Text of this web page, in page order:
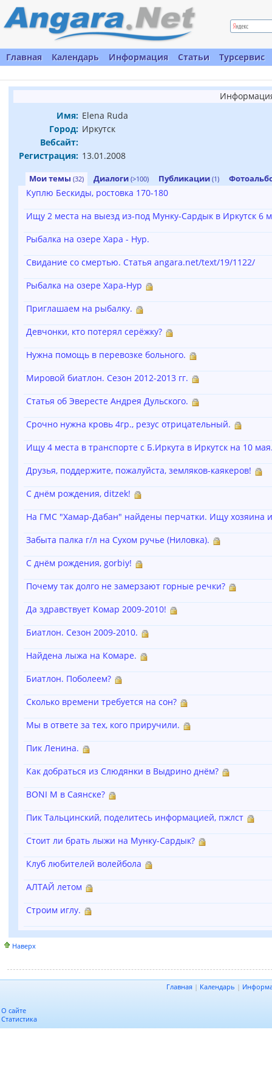
Главная Календарь Информация Статьи Турсервис
Имя: Elena Ruda
Город: Иркутск
Вебсайт:
Регистрация: 13.01.2008
Мои темы (32) Диалоги (>100) Публикации (1)
Куплю Бескиды, ростовка 170-180
Ищу 2 места на выезд из-под Мунку-Сардык в Иркутск 6
Рыбалка на озере Хара - Нур.
Свидание со смертью. Статья angara.net/text/19/1122/
Рыбалка на озере Хара-Нур
Приглашаем на рыбалку.
Девчонки, кто потерял серёжку?
Нужна помощь в перевозке больного.
Мировой биатлон. Сезон 2012-2013 гг.
Статья об Эвересте Андрея Дульского.
Срочно нужна кровь 4гр., резус отрицательный.
Ищу 4 места в транспорте с Б.Иркута в Иркутск на 10
Друзья, поддержите, пожалуйста, земляков-каякеров!
С днём рождения, ditzek!
На ГМС "Хамар-Дабан" найдены перчатки. Ищу хозяина
Забыта палка г/л на Сухом ручье (Ниловка).
С днём рождения, gorbiy!
Почему так долго не замерзают горные речки?
Да здравствует Комар 2009-2010!
Биатлон. Сезон 2009-2010.
Найдена лыжа на Комаре.
Биатлон. Поболеем?
Сколько времени требуется на сон?
Мы в ответе за тех, кого приручили.
Пик Ленина.
Как добраться из Слюдянки в Выдрино днём?
BONI M в Саянске?
Пик Тальцинский, поделитесь информацией, пжлст
Стоит ли брать лыжи на Мунку-Сардык?
Клуб любителей волейбола
АЛТАЙ летом
Строим иглу.
Наверх
Главная | Календарь |
О сайте
Статистика